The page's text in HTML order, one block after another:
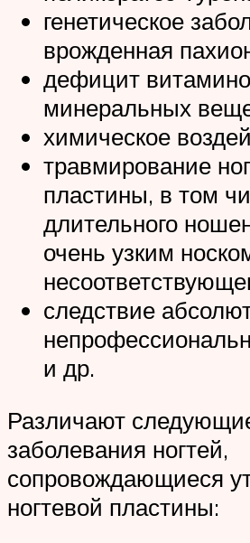
генетическое
врожденная
дефицит
минеральных
химическое
травмирование
пластины, в том
длительного
очень узким
следствие
и др.
Различают
заболевания ногтей,
сопровождающиеся
ногтевой пластины: